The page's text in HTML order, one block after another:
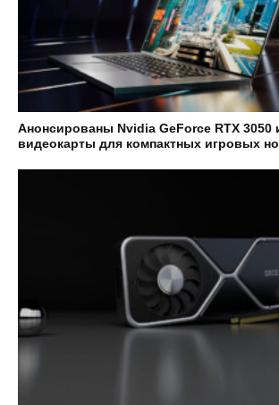
Анонсированы Nvidia GeForce RTX 3050
видеокарты для компактных игровых